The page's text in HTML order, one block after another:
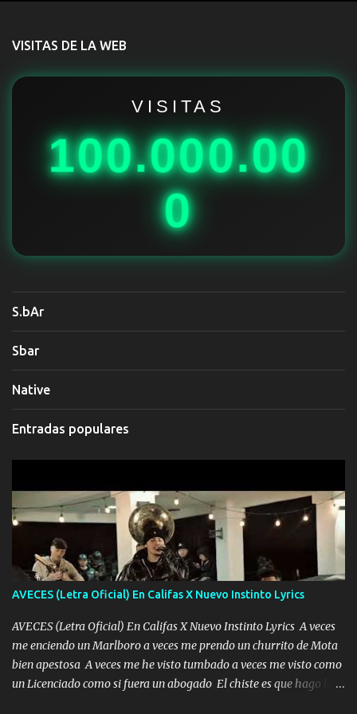
t
r
VISITAS DE LA WEB
VISITAS
100.000.00
0
S.bAr
Sbar
Native
Entradas populares
AVECES (Letra Oficial) En Califas X Nuevo Instinto Lyrics
AVECES (Letra Oficial) En Califas X Nuevo Instinto Lyrics A veces
me enciendo un Marlboro a veces me prendo un churrito de Mota
bien apestosa A veces me he visto tumbado a veces me visto como
un Licenciado como si fuera un abogado El chiste es que hago lo